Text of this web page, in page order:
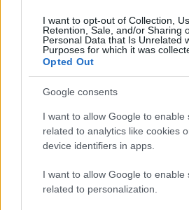
I want to opt-out of Collection,
Retention, Sale, and/or Sharing
Personal Data that Is Unrelated
Purposes for which it was
Opted Out
Google consents
I want to allow Google to enable
related to analytics like cookies
device identifiers in apps.
I want to allow Google to enable
related to personalization.
Gramatyka
rzeczownikrodzaj
formy alfabetycznie:
czterdziestodziewięciolatek;
czterdziestodziewięciolatka;